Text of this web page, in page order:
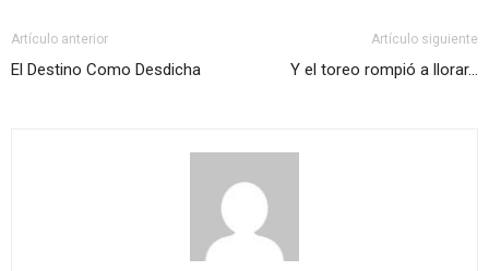
Artículo anterior
El Destino Como Desdicha
Artículo siguiente
Y el toreo rompió a llorar…